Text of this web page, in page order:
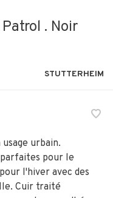
. Noir
STUTTERHEIM
urbain.
pour le
l'hiver avec des
Cuir traité